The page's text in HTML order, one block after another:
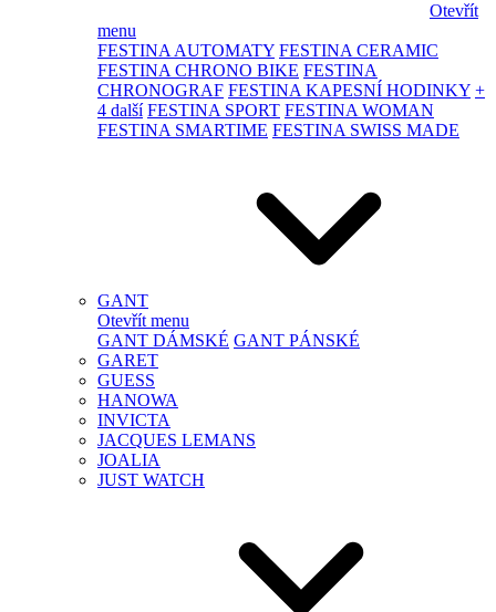
Otevřít
menu
FESTINA AUTOMATY FESTINA CERAMIC
FESTINA CHRONO BIKE FESTINA
CHRONOGRAF FESTINA KAPESNÍ HODINKY +
4 další FESTINA SPORT FESTINA WOMAN
FESTINA SMARTIME FESTINA SWISS MADE
GANT
Otevřít menu
GANT DÁMSKÉ GANT PÁNSKÉ
GARET
GUESS
HANOWA
INVICTA
JACQUES LEMANS
JOALIA
JUST WATCH